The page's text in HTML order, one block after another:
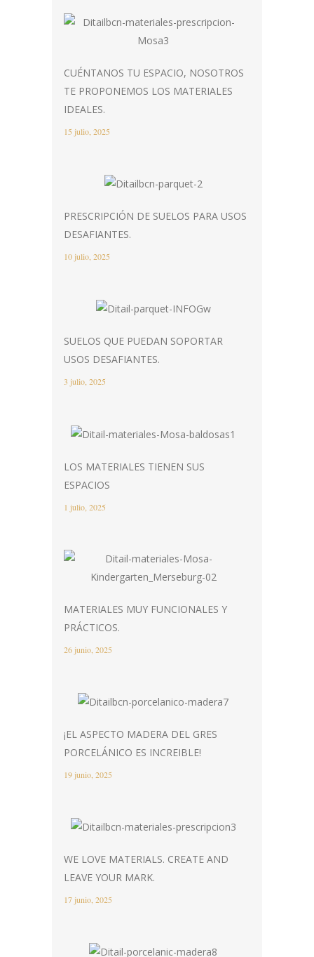
CUÉNTANOS TU ESPACIO, NOSOTROS
TE PROPONEMOS LOS MATERIALES
IDEALES.
15 julio, 2025
PRESCRIPCIÓN DE SUELOS PARA USOS
DESAFIANTES.
10 julio, 2025
SUELOS QUE PUEDAN SOPORTAR
USOS DESAFIANTES.
3 julio, 2025
LOS MATERIALES TIENEN SUS
ESPACIOS
1 julio, 2025
MATERIALES MUY FUNCIONALES Y
PRÁCTICOS.
26 junio, 2025
¡EL ASPECTO MADERA DEL GRES
PORCELÁNICO ES INCREIBLE!
19 junio, 2025
WE LOVE MATERIALS. CREATE AND
LEAVE YOUR MARK.
17 junio, 2025